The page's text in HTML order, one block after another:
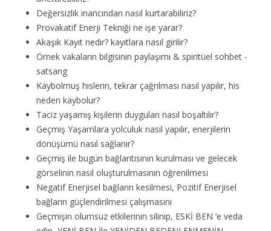
Değersizlik inancından nasıl kurtarabiliriz?
Provakatif Enerji Tekniği ne işe yarar?
Akaşık Kayıt nedir? kayıtlara nasıl girilir?
Örnek vakaların bilgisinin paylaşımı & spiritüel sohbet -
satsang
Kaybolmuş hislerin, tekrar çağrılması nasıl yapılır, his
neden kaybolur?
Taciz yaşamış kişilerin duyguları nasıl boşaltılır?
Geçmiş Yaşamlara yolculuk nasıl yapılır, enerjilerin
dönüşümü nasıl sağlanır?
Geçmiş ile bugün bağlantısının kurulması ve gelecek
görselinin nasıl oluşturulmasının öğrenilmesi
Negatif Enerjisel bağların kesilmesi, Pozitif Enerjisel
bağların güçlendirilmesi çalışmasını
Geçmişin olumsuz etkilerinin silinip, ESKİ BEN ‘e veda